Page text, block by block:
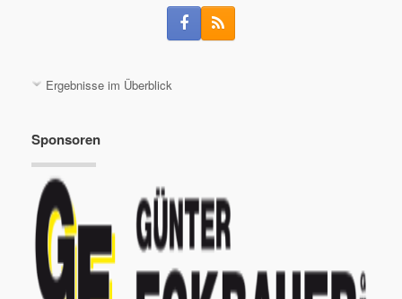
Ergebnisse im Überblick
Sponsoren